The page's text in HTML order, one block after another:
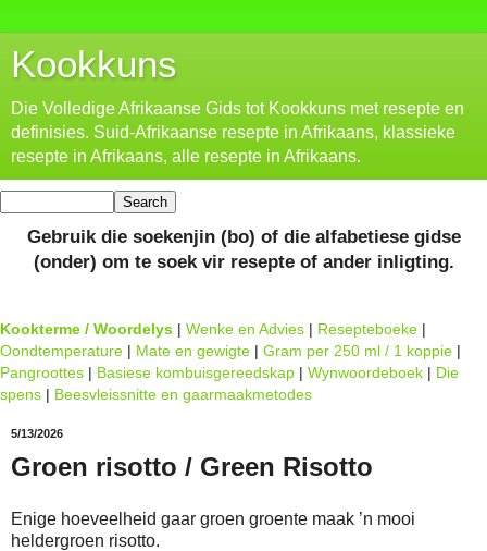
Kookkuns
Die Volledige Afrikaanse Gids tot Kookkuns met resepte en
definisies. Suid-Afrikaanse resepte in Afrikaans, klassieke
resepte in Afrikaans, alle resepte in Afrikaans.
Gebruik die soekenjin (bo) of die alfabetiese gidse
(onder) om te soek vir resepte of ander inligting.
Kookterme / Woordelys | Wenke en Advies | Resepteboeke |
Oondtemperature | Mate en gewigte | Gram per 250 ml / 1 koppie |
Pangroottes | Basiese kombuisgereedskap | Wynwoordeboek | Die
spens | Beesvleissnitte en gaarmaakmetodes
5/13/2026
Groen risotto / Green Risotto
Enige hoeveelheid gaar groen groente maak ’n mooi
heldergroen risotto.